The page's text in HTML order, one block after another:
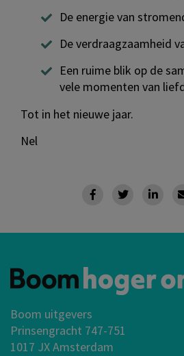
De energie van
De verdraagzaamheid
Een ruime blik op de
vele momenten van
Tot in het nieuwe jaar.
Nel
Boom uitgevers
Prinsengracht 747-751
1017 JX Amsterdam